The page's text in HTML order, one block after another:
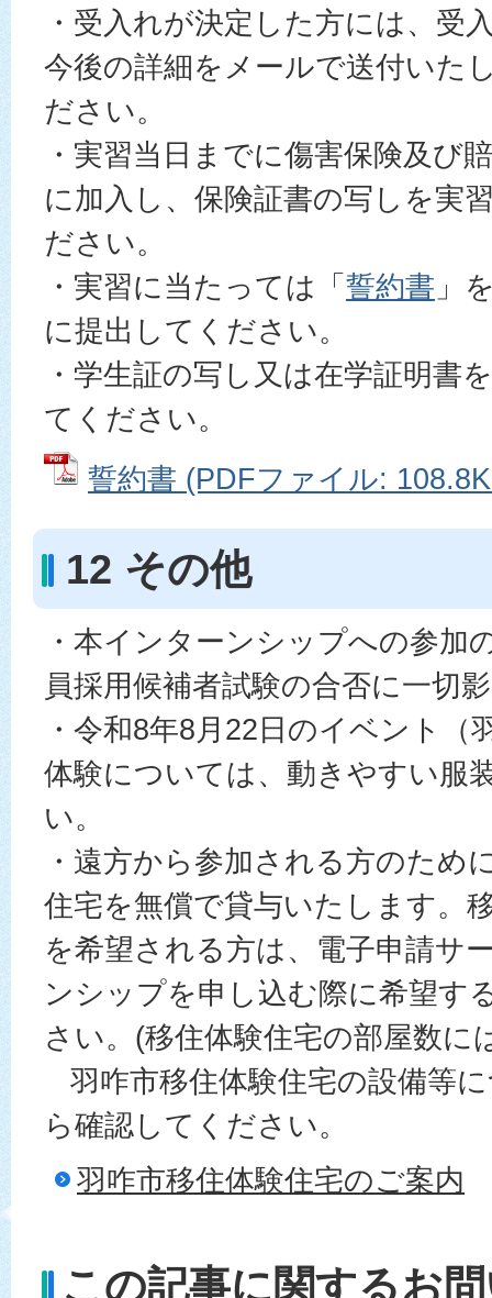
・受入れが決定した方には、受
今後の詳細をメールで送付いた
ださい。
・実習当日までに傷害保険及び
に加入し、保険証書の写しを実
ださい。
・実習に当たっては「 誓約書 」
に提出してください。
・学生証の写し又は在学証明書
てください。
誓約書 (PDFファイル:
12 その他
・本インターンシップへの参加
員採用候補者試験の合否に一切
・令和8年8月22日のイベント（
体験については、動きやすい服
い。
・遠方から参加される方のため
住宅を無償で貸与いたします。
を希望される方は、電子申請サ
ンシップを申し込む際に希望す
さい。(移住体験住宅の部屋数に
羽咋市移住体験住宅の設備等
ら確認してください。
羽咋市移住体験住宅のご案内
この記事に関するお